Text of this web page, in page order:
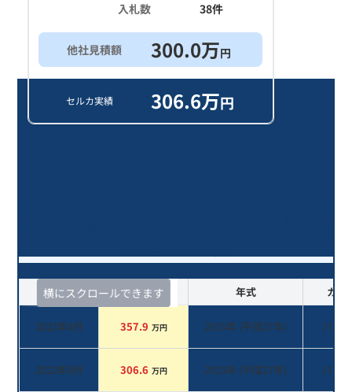
入札数
38件
他社見積額 300.0万円
セルカ実績 306.6万円
横にスクロールできます
査定時期 セルカ実績 年式 カラ
2022年8月 357.9 万円 2015年 (平成27年) パール
2022年8月 306.6 万円 2015年 (平成27年) パール